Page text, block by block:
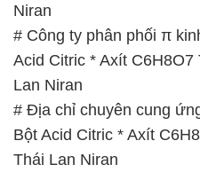
Niran
# Công ty phân phối π
Acid Citric * Axít C6H8O7
Lan Niran
# Địa chỉ chuyên cung
Bột Acid Citric * Axít
Thái Lan Niran